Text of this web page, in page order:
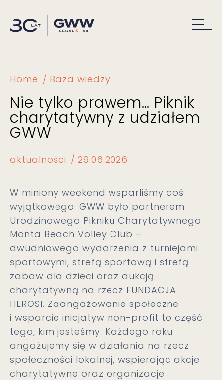
Home Baza wiedzy
Nie tylko prawem… Piknik
charytatywny z udziałem
GWW
aktualności 29.06.2026
W miniony weekend wsparliśmy coś
wyjątkowego. GWW było partnerem
Urodzinowego Pikniku Charytatywnego
Monta Beach Volley Club –
dwudniowego wydarzenia z turniejami
sportowymi, strefą sportową i strefą
zabaw dla dzieci oraz aukcją
charytatywną na rzecz FUNDACJA
HEROSI. Zaangażowanie społeczne
i wsparcie inicjatyw non-profit to część
tego, kim jesteśmy. Każdego roku
angażujemy się w działania na rzecz
społeczności lokalnej, wspierając akcje
charytatywne oraz organizacje